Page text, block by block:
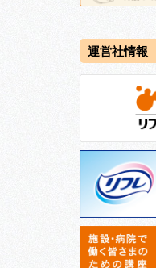
運営社情報